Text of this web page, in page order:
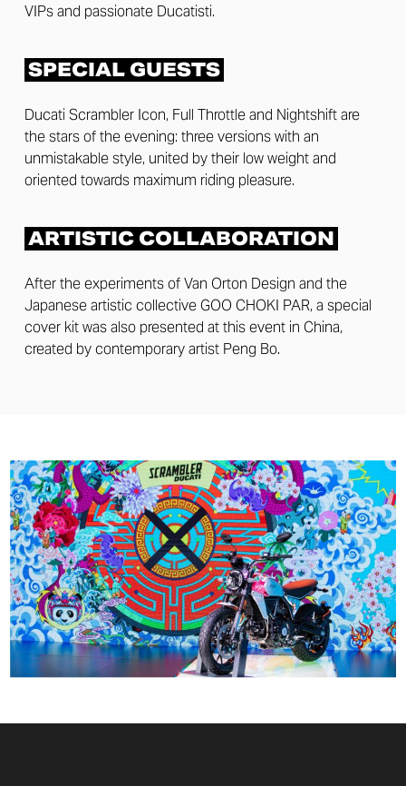
VIPs and passionate Ducatisti.
SPECIAL GUESTS
Ducati Scrambler Icon, Full Throttle and Nightshift are
the stars of the evening: three versions with an
unmistakable style, united by their low weight and
oriented towards maximum riding pleasure.
ARTISTIC COLLABORATION
After the experiments of Van Orton Design and the
Japanese artistic collective GOO CHOKI PAR, a special
cover kit was also presented at this event in China,
created by contemporary artist Peng Bo.